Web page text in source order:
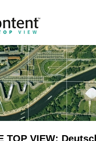
TOP VIEW: